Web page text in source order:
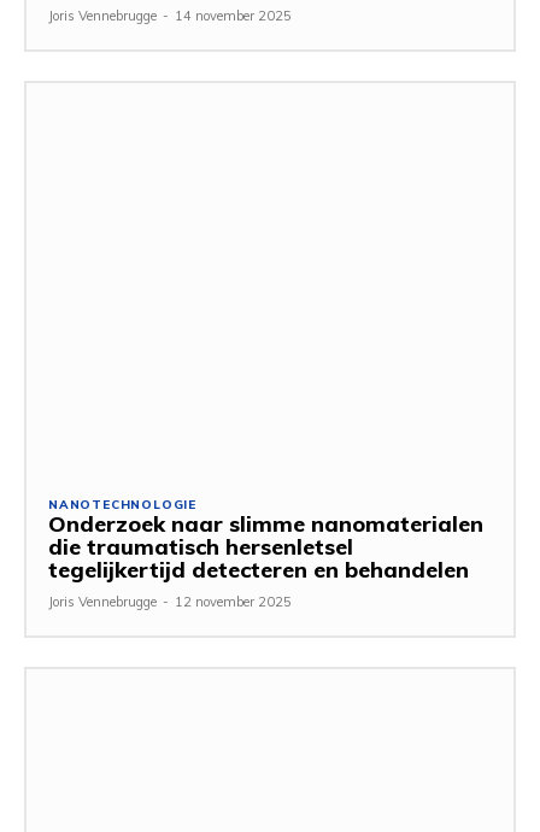
Joris Vennebrugge - 14 november 2025
NANOTECHNOLOGIE
Onderzoek naar slimme nanomaterialen
die traumatisch hersenletsel
tegelijkertijd detecteren en behandelen
Joris Vennebrugge - 12 november 2025